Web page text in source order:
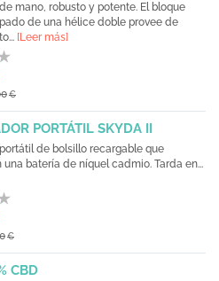
mano, robusto y potente. El bloque
de una hélice doble provee de
[Leer más]
€
PORTÁTIL SKYDA II
de bolsillo recargable que
batería de níquel cadmio. Tarda en...
€
CBD